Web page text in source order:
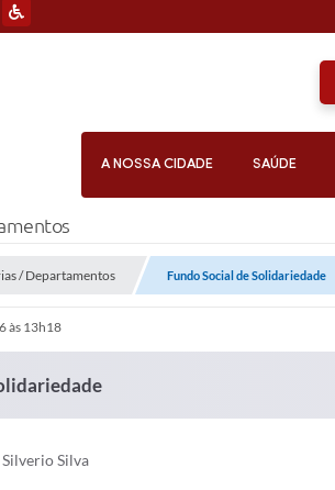
A NOSSA CIDADE SAÚDE
/ Departamentos Fundo Social de Solidariedade
às 13h18
Silva